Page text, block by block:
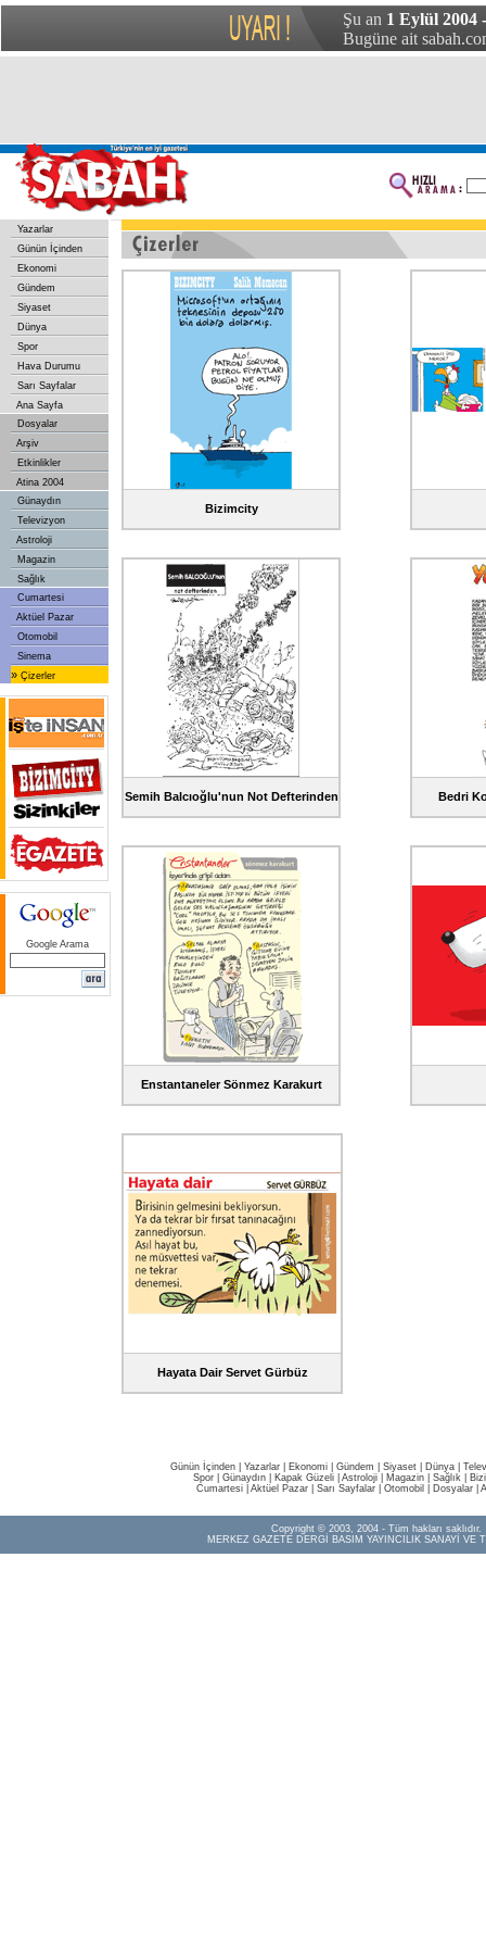
Şu an 1 Eylül 2004
Bugüne ait
Yazarlar
Günün İçinden
Ekonomi
Gündem
Siyaset
Dünya
Spor
Hava Durumu
Sarı Sayfalar
Ana Sayfa
Dosyalar
Arşiv
Etkinlikler
Atina 2004
Günaydın
Televizyon
Astroloji
Magazin
Sağlık
Cumartesi
Aktüel Pazar
Otomobil
Sinema
» Çizerler
Google Arama
Bizimcity
Semih Balcıoğlu'nun Not Defterinden Bedri
Enstantaneler Sönmez Karakurt
Hayata Dair Servet Gürbüz
Günün İçinden Yazarlar Ekonomi Gündem Siyaset Dünya |
Spor
Günaydın Kapak Güzeli Astroloji Magazin Sağlık
Cumartesi| Aktüel Pazar| Sarı Sayfalar| Otomobil Dosyalar|
Copyright © 2003, 2004 - Tüm hakları saklıdır.
MERKEZ GAZETE DERGİ BASIM YAYINCILIK SANAYİ VE